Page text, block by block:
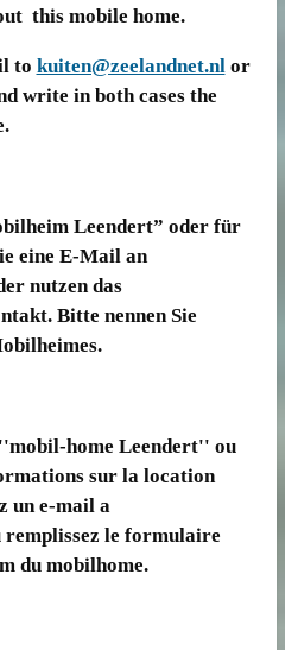
this mobile home.
to kuiten@zeelandnet.nlor
write in both cases the
Leendert” oder für
eine E-Mail an
nutzen das
Bitte nennen Sie
home Leendert'' ou
sur la location
un e-mail a
remplissez le formulaire
du mobilhome.